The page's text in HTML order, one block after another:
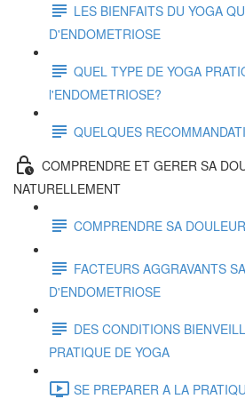
LES BIENFAITS DU YOGA
D'ENDOMETRIOSE
QUEL TYPE DE YOGA
l'ENDOMETRIOSE?
QUELQUES
COMPRENDRE ET GERER SA
NATURELLEMENT
COMPRENDRE SA DOULEUR
FACTEURS AGGRAVANTS
D'ENDOMETRIOSE
DES CONDITIONS
PRATIQUE DE YOGA
SE PREPARER A LA